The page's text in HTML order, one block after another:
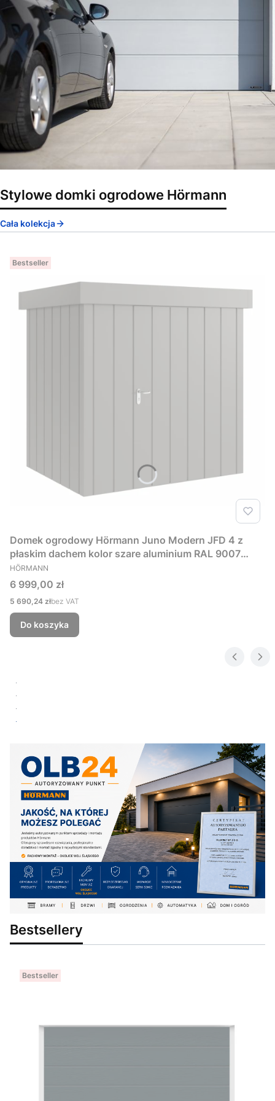
Stylowe domki ogrodowe Hörmann
Cała kolekcja
Bestseller
Domek ogrodowy Hörmann Juno Modern JFD 4 z
płaskim dachem kolor szare aluminium RAL 9007
229x181 cm
PRODUCENT
HÖRMANN
Cena
6 999,00 zł
Cena
5 690,24 złbez VAT
Do koszyka
Bestsellery
Bestseller